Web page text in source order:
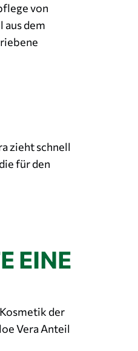
von
aus dem
zieht schnell
für den
EINE
der
Vera Anteil